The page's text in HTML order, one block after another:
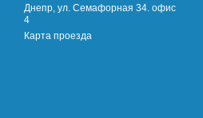
Днепр, ул. Семафорная 34. офис
4
Карта проезда